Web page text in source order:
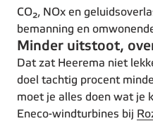
CO₂, NOx en
bemanning en
Minder uitstoot,
Dat zat Heerema niet
doel tachtig procent
moet je alles doen wat je
Eneco-windturbines bij